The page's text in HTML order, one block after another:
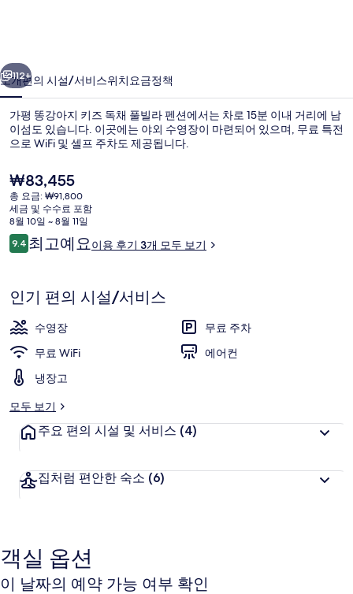
즈
독
채
풀
빌
라
펜
션
사
진
갤
러
리
베이직룸, 침실 1개 (Agigom) | 1 개의
다음
112+
소개편의 시설/서비스위치요금정책
가평 똥강아지 키즈 독채 풀빌라 펜션에서는 차로 15분 이내 거리에 남
이섬도 있습니다. 이곳에는 야외 수영장이 마련되어 있으며, 무료 특전
으로 WiFi 및 셀프 주차도 제공됩니다.
현
재
가
격
은
₩83,455
₩83,455
총 요금: ₩91,800
세금 및 수수료 포함
8월 10일 ~ 8월 11일
이
용
기
9.410점 만점 중 9.4점.
최고예요이용 후기 3개 모두 보기
인기 편의 시설/서비스
수영장
무료 주차
무료 WiFi
에어컨
냉장고
모두 보기
주요 편의 시설 및 서비스 (4)
집처럼 편안한 숙소 (6)
객실 옵션
이 날짜의 예약 가능 여부 확인